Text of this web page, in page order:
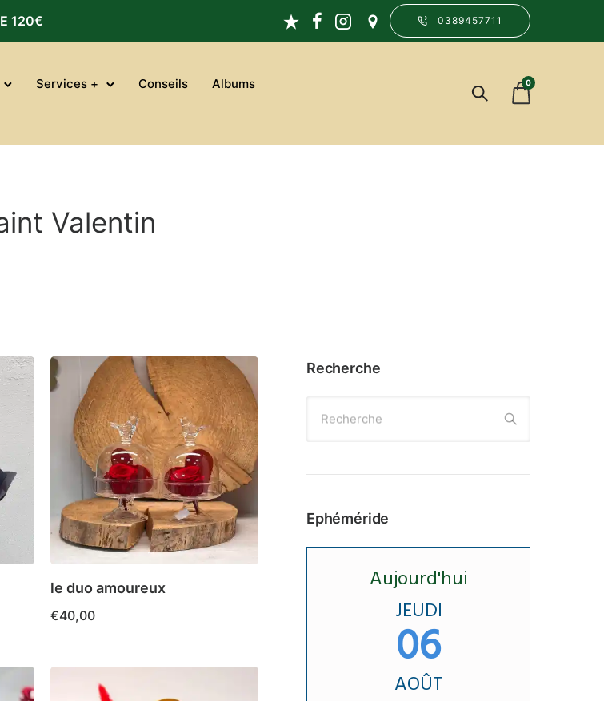
120€ 0389457711
Services + Conseils
Albums
0
Valentin
le duo amoureux
€40,00
Recherche
Recherche
Ephéméride
Aujourd'hui
JEUDI
06
AOÛT